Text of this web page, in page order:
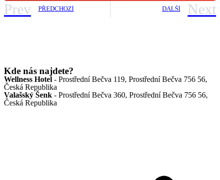
Prev PŘEDCHOZÍ DALŠÍ Next
Kde nás najdete?
Wellness Hotel - Prostřední Bečva 119, Prostřední Bečva 756 56,
Česká Republika
Valašský Šenk - Prostřední Bečva 360, Prostřední Bečva 756 56,
Česká Republika